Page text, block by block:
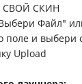
СКИН
Файл" или
поле и
Upload